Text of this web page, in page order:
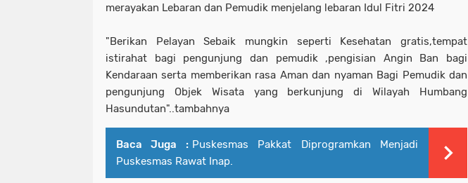
merayakan Lebaran dan Pemudik menjelang lebaran Idul Fitri 2024
"Berikan Pelayan Sebaik mungkin seperti Kesehatan gratis,tempat
istirahat bagi pengunjung dan pemudik ,pengisian Angin Ban bagi
Kendaraan serta memberikan rasa Aman dan nyaman Bagi Pemudik dan
pengunjung Objek Wisata yang berkunjung di Wilayah Humbang
Hasundutan"..tambahnya
Baca Juga : Puskesmas Pakkat Diprogramkan Menjadi
Puskesmas Rawat Inap.